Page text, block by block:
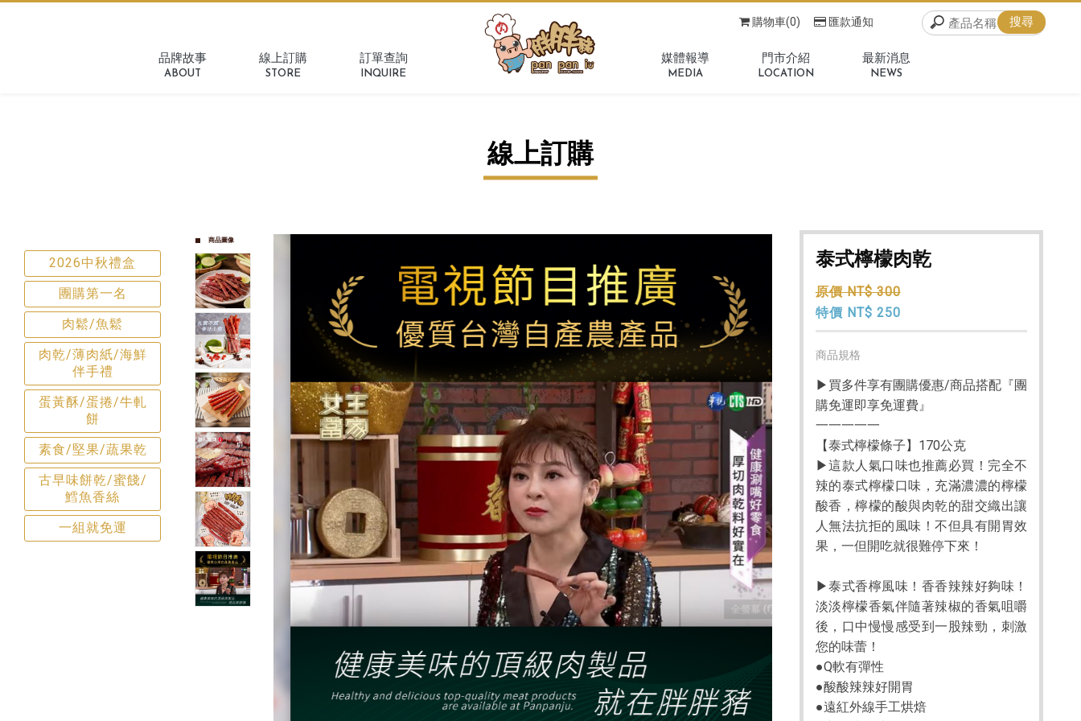
品牌故事
ABOUT
線上訂購
STORE
訂單查詢
INQUIRE
媒體報導
MEDIA
門市介紹
LOCATION
最新消息
NEWS
購物車(0) 匯款通知
線上訂購
2026中秋禮盒
團購第一名
肉鬆/魚鬆
肉乾/薄肉紙/海鮮
伴手禮
蛋黃酥/蛋捲/牛軋
餅
素食/堅果/蔬果乾
古早味餅乾/蜜餞/
鱈魚香絲
一組就免運
商品圖像
泰式檸檬肉乾
原價 NT$ 300
特價 NT$ 250
商品規格
▶買多件享有團購優惠/商品搭配『團
購免運即享免運費』
一一一一一
【泰式檸檬條子】170公克
▶這款人氣口味也推薦必買！完全不
辣的泰式檸檬口味，充滿濃濃的檸檬
酸香，檸檬的酸與肉乾的甜交織出讓
人無法抗拒的風味！不但具有開胃效
果，一但開吃就很難停下來！
▶泰式香檸風味！香香辣辣好夠味！
淡淡檸檬香氣伴隨著辣椒的香氣咀嚼
後，口中慢慢感受到一股辣勁，刺激
您的味蕾！
●Q軟有彈性
●酸酸辣辣好開胃
●遠紅外線手工烘焙